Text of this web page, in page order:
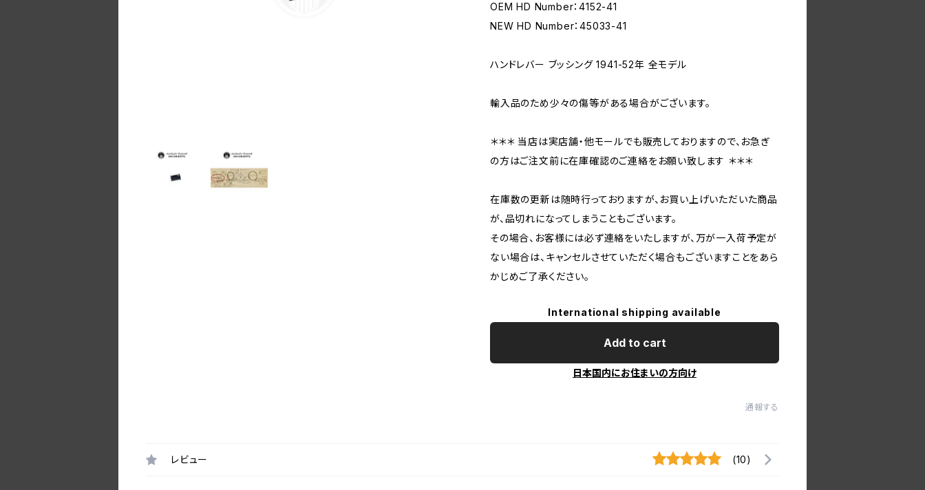
OEM HD Number：4152-41
NEW HD Number：45033-41
ハンドレバー ブッシング 1941-52年 全モデル
輸入品のため少々の傷等がある場合がございます。
＊＊＊ 当店は実店舗・他モールでも販売しておりますので、お急ぎ
の方はご注文前に在庫確認のご連絡をお願い致します ＊＊＊
在庫数の更新は随時行っておりますが、お買い上げいただいた商品
が、品切れになってしまうこともございます。
その場合、お客様には必ず連絡をいたしますが、万が一入荷予定が
ない場合は、キャンセルさせていただく場合もございますことをあら
かじめご了承ください。
International shipping available
Add to cart
日本国内にお住まいの方向け
通報する
レビュー (10)